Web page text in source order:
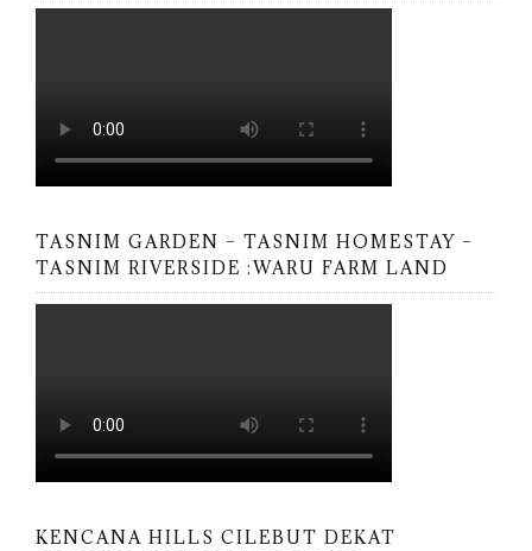
TASNIM GARDEN – TASNIM HOMESTAY –
TASNIM RIVERSIDE :WARU FARM LAND
KENCANA HILLS CILEBUT DEKAT